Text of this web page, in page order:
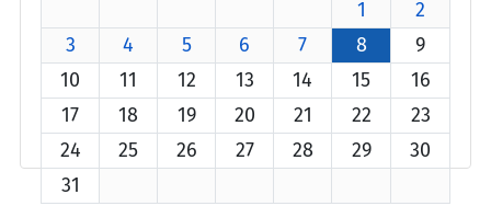
1
2
3
4 5 6 7 8
9
10
11 12 13 14 15
16
17
18 19 20 21 22
23
24
25 26 27 28 29
30
31